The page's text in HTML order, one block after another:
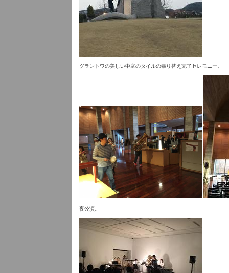
グラントワの美しい中庭のタイルの張り替え完了セレモニー。
夜公演。